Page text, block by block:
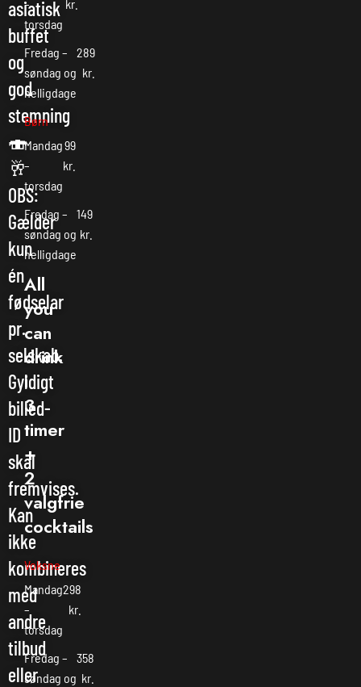
asiatisk
buffet
og
god
stemning
🍣
🥂
OBS:
Gælder
kun
én
fødselar
pr.
selskab.
Gyldigt
billed-
ID
skal
fremvises.
Kan
ikke
kombineres
med
andre
tilbud
eller
–
torsdag
kr.
Fredag –
søndag og
helligdage
289
kr.
Børn
Mandag
–
torsdag
99
kr.
Fredag –
søndag og
helligdage
149
kr.
All
you
can
drink
i
3
timer
+
2
valgfrie
cocktails
Voksne
Mandag
–
torsdag
298
kr.
Fredag –
søndag og
358
kr.